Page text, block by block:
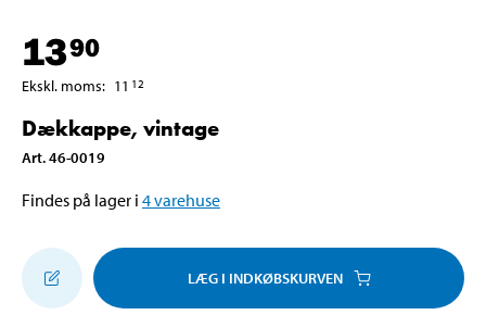
1390
Ekskl. moms: 11 12
Dækkappe, vintage
Art.46-0019
Findes på lager i 4varehuse
LÆG I INDKØBSKURVEN